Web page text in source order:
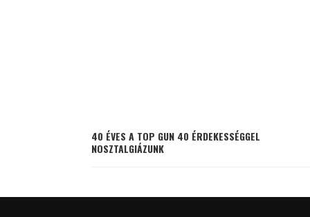
40 ÉVES A TOP GUN 40 ÉRDEKESSÉGGEL
NOSZTALGIÁZUNK